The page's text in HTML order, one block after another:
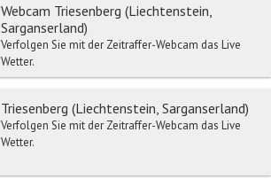
Webcam Triesenberg (Liechtenstein,
Sarganserland)
Verfolgen Sie mit der Zeitraffer-Webcam das Live
Wetter.
Triesenberg (Liechtenstein, Sarganserland)
Verfolgen Sie mit der Zeitraffer-Webcam das Live
Wetter.